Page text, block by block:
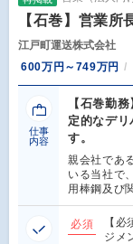
【石巻】営業所
江戸町運送株式会社
600万円～749万円
仕事
内容
【石巻勤
定的なデ
す。
親会社であ
いる当社で
用棒鋼及び
必須
【
ジメ